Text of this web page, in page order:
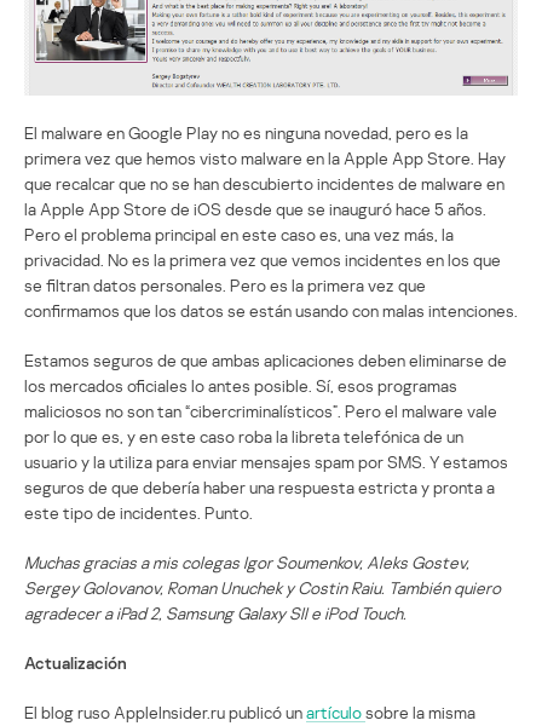
El malware en Google Play no es ninguna novedad, pero es la
primera vez que hemos visto malware en la Apple App Store. Hay
que recalcar que no se han descubierto incidentes de malware en
la Apple App Store de iOS desde que se inauguró hace 5 años.
Pero el problema principal en este caso es, una vez más, la
privacidad. No es la primera vez que vemos incidentes en los que
se filtran datos personales. Pero es la primera vez que
confirmamos que los datos se están usando con malas intenciones.
Estamos seguros de que ambas aplicaciones deben eliminarse de
los mercados oficiales lo antes posible. Sí, esos programas
maliciosos no son tan “cibercriminalísticos”. Pero el malware vale
por lo que es, y en este caso roba la libreta telefónica de un
usuario y la utiliza para enviar mensajes spam por SMS. Y estamos
seguros de que debería haber una respuesta estricta y pronta a
este tipo de incidentes. Punto.
Muchas gracias a mis colegas Igor Soumenkov, Aleks Gostev,
Sergey Golovanov, Roman Unuchek y Costin Raiu. También quiero
agradecer a iPad 2, Samsung Galaxy SII e iPod Touch.
Actualización
El blog ruso AppleInsider.ru publicó unartículosobre la misma